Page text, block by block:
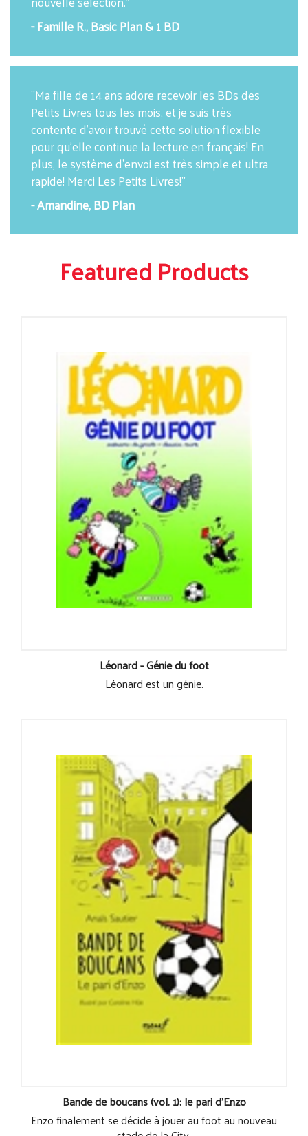
- Famille R., Basic Plan & 1 BD
"Ma fille de 14 ans adore recevoir les BDs des
Petits Livres tous les mois, et je suis très
contente d'avoir trouvé cette solution flexible
pour qu'elle continue la lecture en français! En
plus, le système d'envoi est très simple et ultra
rapide! Merci Les Petits Livres!"
- Amandine, BD Plan
Featured Products
Léonard - Génie du foot
Léonard est un génie.
Bande de boucans (vol. 1): le pari d'Enzo
Enzo finalement se décide à jouer au foot au nouveau